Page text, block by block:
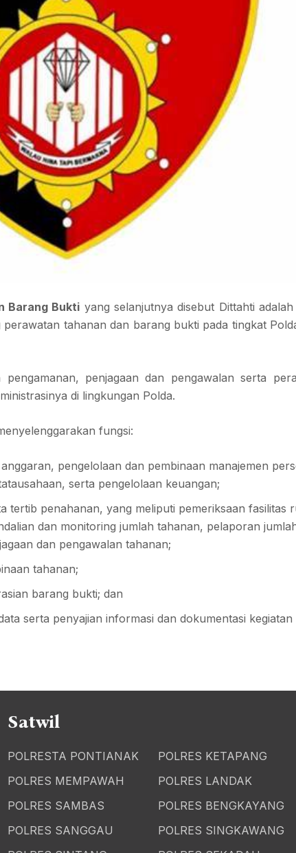
Barang Bukti yang selanjutnya disebut Dittahti
tahanan dan barang bukti pada tingkat
pengamanan, penjagaan dan pengawalan serta
di lingkungan Polda.
fungsi:
pengelolaan dan pembinaan manajemen
serta pengelolaan keuangan;
tertib penahanan, yang meliputi pemeriksaan fasilitas
dan monitoring jumlah tahanan, pelaporan
dan pengawalan tahanan;
tahanan;
barang bukti; dan
serta penyajian informasi dan dokumentasi kegiatan
Satwil
POLRESTA PONTIANAK
POLRES MEMPAWAH
POLRES SAMBAS
POLRES SANGGAU
POLRES KETAPANG
POLRES LANDAK
POLRES BENGKAYANG
POLRES SINGKAWANG